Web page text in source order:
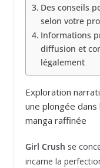
Des conseils
selon votre
Informations
diffusion et
légalement
Exploration
une plongée
manga raffinée
Girl Crush se
incarne la